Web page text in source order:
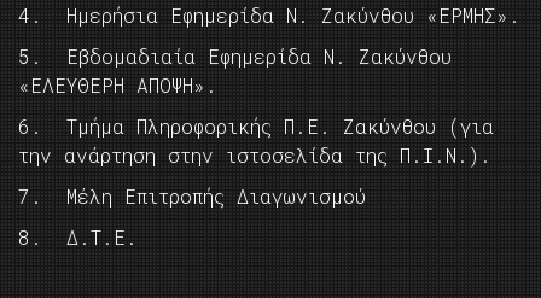
4. Ημερήσια Εφημερίδα Ν. Ζακύνθου «ΕΡΜΗΣ».
5. Εβδομαδιαία Εφημερίδα Ν. Ζακύνθου
«ΕΛΕΥΘΕΡΗ ΑΠΟΨΗ».
6. Τμήμα Πληροφορικής Π.Ε. Ζακύνθου (για
την ανάρτηση στην ιστοσελίδα της Π.Ι.Ν.).
7. Μέλη Επιτροπής Διαγωνισμού
8. Δ.Τ.Ε.